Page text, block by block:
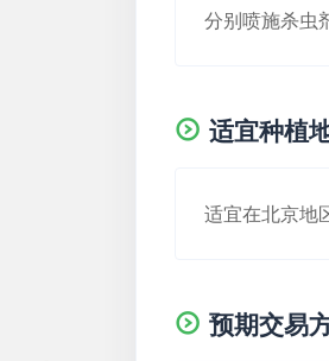
分别喷施杀虫
适宜种植
适宜在北京地
预期交易